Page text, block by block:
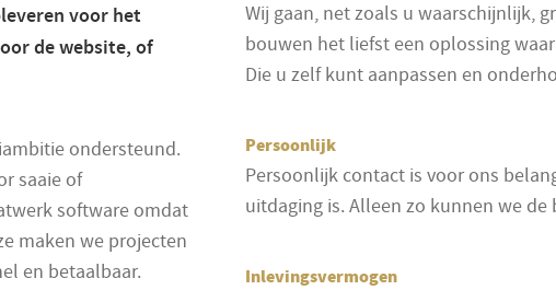
voor het
de website, of
ondersteund.
saaie of
software omdat
maken we projecten
en betaalbaar.
Wij gaan, net zoals u waarschijnlijk,
bouwen het liefst een oplossing
Die u zelf kunt aanpassen en
Persoonlijk
Persoonlijk contact is voor ons
uitdaging is. Alleen zo kunnen we
Inlevingsvermogen